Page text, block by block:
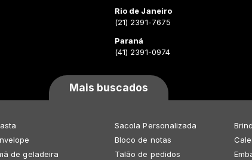
Rio de Janeiro
(21) 2391-7675
Paraná
(41) 2391-0974
Mais buscados
de geladeira
Sacola Personalizada
Bloco de notas
Talão de pedidos